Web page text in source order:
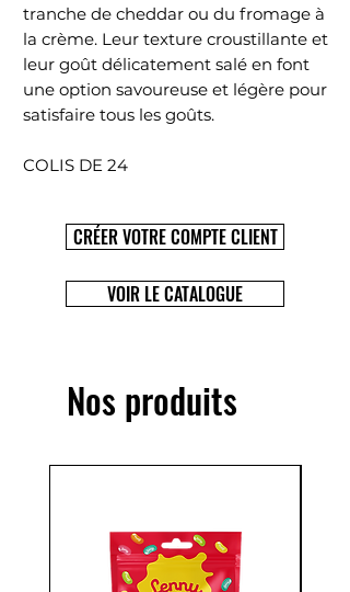
tranche de cheddar ou du fromage à
la crème. Leur texture croustillante et
leur goût délicatement salé en font
une option savoureuse et légère pour
satisfaire tous les goûts.
COLIS DE 24
CRÉER VOTRE COMPTE CLIENT
VOIR LE CATALOGUE
Nos produits